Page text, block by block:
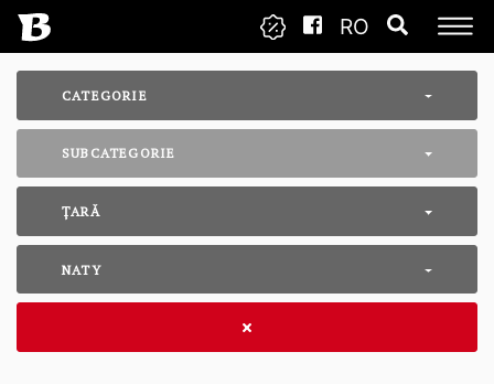
RO
CATEGORIE
SUBCATEGORIE
ȚARĂ
NATY